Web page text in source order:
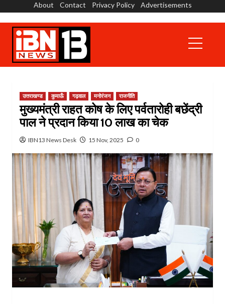
content
About Contact Privacy Policy Advertisements
Menu
उत्तराखण्ड कुमाऊँ गढ़वाल मनोरंजन राजनीति
मुख्यमंत्री राहत कोष के लिए पर्वतारोही बछेंद्री
पाल ने प्रदान किया 10 लाख का चेक
IBN13 News Desk 15 Nov, 2025 0